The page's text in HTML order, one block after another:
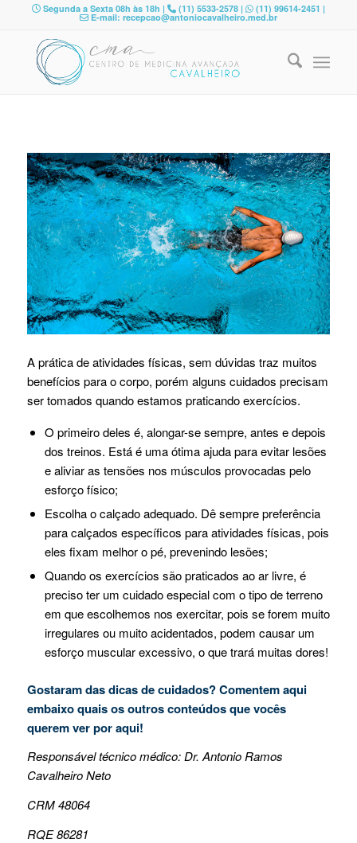
Segunda a Sexta 08h às 18h | (11) 5533-2578 | (11) 99614-2451 |
E-mail: recepcao@antoniocavalheiro.med.br
A prática de atividades físicas, sem dúvidas traz muitos
benefícios para o corpo, porém alguns cuidados precisam
ser tomados quando estamos praticando exercícios.
O primeiro deles é, alongar-se sempre, antes e depois
dos treinos. Está é uma ótima ajuda para evitar lesões
e aliviar as tensões nos músculos provocadas pelo
esforço físico;
Escolha o calçado adequado. Dê sempre preferência
para calçados específicos para atividades físicas, pois
eles fixam melhor o pé, prevenindo lesões;
Quando os exercícios são praticados ao ar livre, é
preciso ter um cuidado especial com o tipo de terreno
em que escolhemos nos exercitar, pois se forem muito
irregulares ou muito acidentados, podem causar um
esforço muscular excessivo, o que trará muitas dores!
Gostaram das dicas de cuidados? Comentem aqui
embaixo quais os outros conteúdos que vocês
querem ver por aqui!
Responsável técnico médico: Dr. Antonio Ramos
Cavalheiro Neto
CRM 48064
RQE 86281